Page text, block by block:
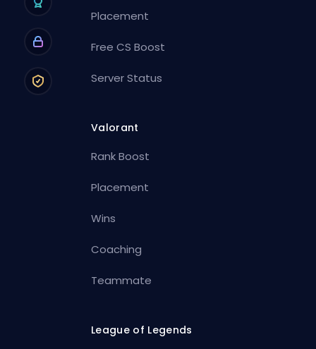
Placement
Free CS Boost
Server Status
Valorant
Rank Boost
Placement
Wins
Coaching
Teammate
League of Legends